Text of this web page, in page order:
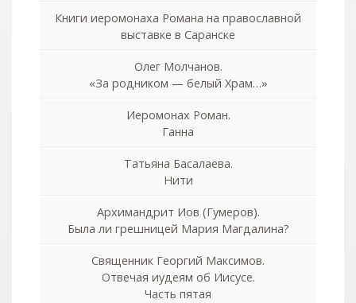
Книги иеромонаха Романа на православной
выставке в Саранске
Олег Молчанов.
«За родником — белый Храм…»
Иеромонах Роман.
Ганна
Татьяна Басалаева.
Нити
Архимандрит Иов (Гумеров).
Была ли грешницей Мария Магдалина?
Священник Георгий Максимов.
Отвечая иудеям об Иисусе.
Часть пятая